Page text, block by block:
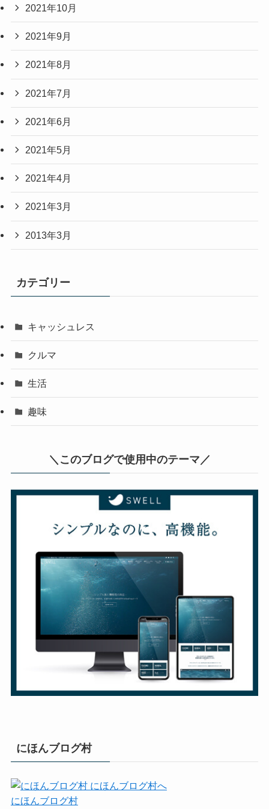
2021年10月
2021年9月
2021年8月
2021年7月
2021年6月
2021年5月
2021年4月
2021年3月
2013年3月
カテゴリー
キャッシュレス
クルマ
生活
趣味
＼このブログで使用中のテーマ／
にほんブログ村
にほんブログ村